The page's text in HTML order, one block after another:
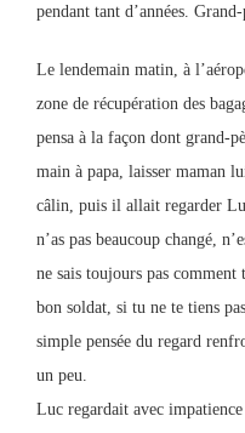
pendant tant d’années.
Le lendemain matin, à
zone de récupération des
pensa à la façon dont grand-
main à papa, laisser maman
câlin, puis il allait regarder
n’as pas beaucoup changé,
ne sais toujours pas
bon soldat, si tu ne te tiens
simple pensée du regard
un peu.
Luc regardait avec